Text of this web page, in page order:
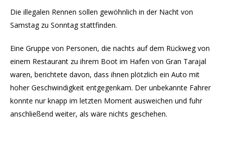
Die illegalen Rennen sollen gewöhnlich in der Nacht von
Samstag zu Sonntag stattfinden.
Eine Gruppe von Personen, die nachts auf dem Rückweg von
einem Restaurant zu ihrem Boot im Hafen von Gran Tarajal
waren, berichtete davon, dass ihnen plötzlich ein Auto mit
hoher Geschwindigkeit entgegenkam. Der unbekannte Fahrer
konnte nur knapp im letzten Moment ausweichen und fuhr
anschließend weiter, als wäre nichts geschehen.